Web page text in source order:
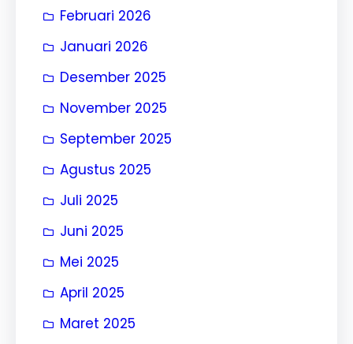
Februari 2026
Januari 2026
Desember 2025
November 2025
September 2025
Agustus 2025
Juli 2025
Juni 2025
Mei 2025
April 2025
Maret 2025